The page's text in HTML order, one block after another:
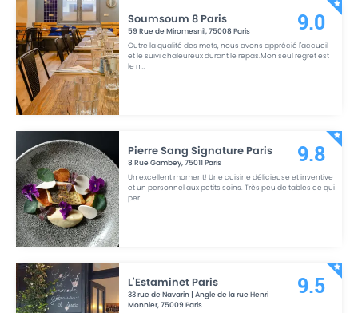
Soumsoum 8 Paris
59 Rue de Miromesnil,75008 Paris
Outre la qualité des mets, nous avons apprécié l'accueil
et le suivi chaleureux durant le repas.Mon seul regret est
le n...
9.0
Pierre Sang Signature Paris
8 Rue Gambey,75011Paris
Un excellent moment! Une cuisine délicieuse et inventive
et un personnel aux petits soins. Très peu de tables ce qui
per...
9.8
L'Estaminet Paris
33 rue de Navarin | Angle de la rue Henri
Monnier,75009 Paris
9.5